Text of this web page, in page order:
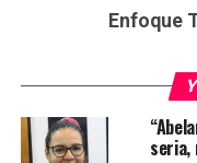
Enfoque
seria,